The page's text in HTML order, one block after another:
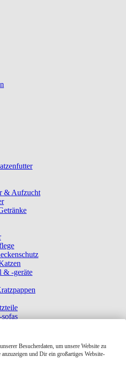
& Aufzucht
& -geräte
-matten
Besucherdaten, um unsere Website zu
und Dir ein großartiges Website-